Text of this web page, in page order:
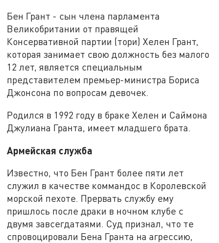
Бен Грант - сын члена парламента
Великобритании от правящей
Консервативной партии (тори) Хелен Грант,
которая занимает свою должность без малого
12 лет, является специальным
представителем премьер-министра Бориса
Джонсона по вопросам девочек.
Родился в 1992 году в браке Хелен и Саймона
Джулиана Гранта, имеет младшего брата.
Армейская служба
Известно, что Бен Грант более пяти лет
служил в качестве коммандос в Королевской
морской пехоте. Прервать службу ему
пришлось после драки в ночном клубе с
двумя завсегдатаями. Суд признал, что те
спровоцировали Бена Гранта на агрессию,